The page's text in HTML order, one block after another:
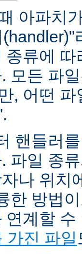
아파치
종류에
모든 파
, 어떤
핸들러
파일 종
나 위치
한 방법
연계할
가진 파일